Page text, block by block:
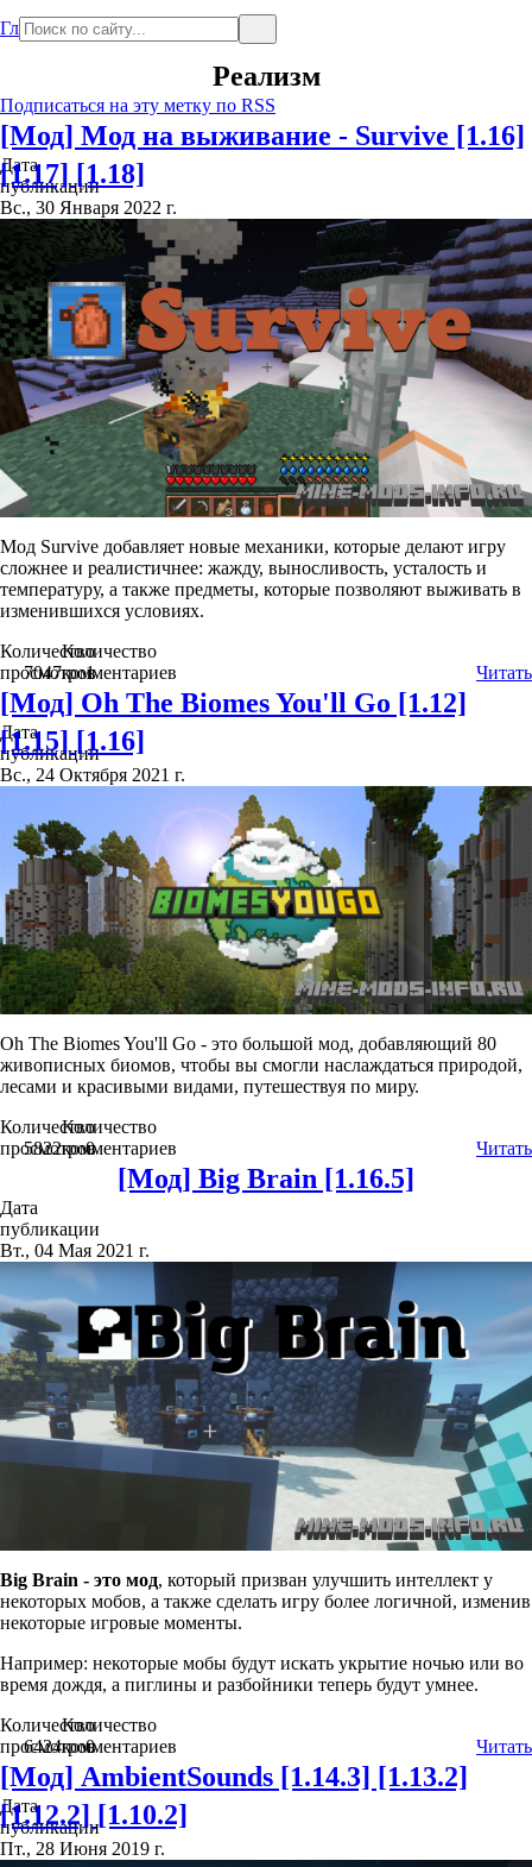
Главная
Реализм
Подписаться на эту метку по RSS
[Мод] Мод на выживание - Survive [1.16]
[1.17] [1.18]
Дата
публикации
Вс., 30 Января 2022 г.
Мод Survive добавляет новые механики, которые делают игру
сложнее и реалистичнее: жажду, выносливость, усталость и
температуру, а также предметы, которые позволяют выживать в
изменившихся условиях.
Количество
просмотров
7047
Количество
комментариев
1 Читать
[Мод] Oh The Biomes You'll Go [1.12]
[1.15] [1.16]
Дата
публикации
Вс., 24 Октября 2021 г.
Oh The Biomes You'll Go - это большой мод, добавляющий 80
живописных биомов, чтобы вы смогли наслаждаться природой,
лесами и красивыми видами, путешествуя по миру.
Количество
просмотров
5822
Количество
комментариев
0 Читать
[Мод] Big Brain [1.16.5]
Дата
публикации
Вт., 04 Мая 2021 г.
Big Brain - это мод, который призван улучшить интеллект у
некоторых мобов, а также сделать игру более логичной, изменив
некоторые игровые моменты.
Например: некоторые мобы будут искать укрытие ночью или во
время дождя, а пиглины и разбойники теперь будут умнее.
Количество
просмотров
6424
Количество
комментариев
0 Читать
[Мод] AmbientSounds [1.14.3] [1.13.2]
[1.12.2] [1.10.2]
Дата
публикации
Пт., 28 Июня 2019 г.